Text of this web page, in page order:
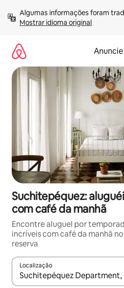
para
Mostrar idioma original
Suchitepéquez:
com café da manhã
Encontre aluguel por
incríveis com café da manhã
reserva
Localização
Quando os resultados